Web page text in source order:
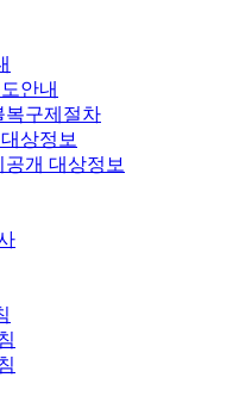
안내
복구제절차
상정보
개 대상정보